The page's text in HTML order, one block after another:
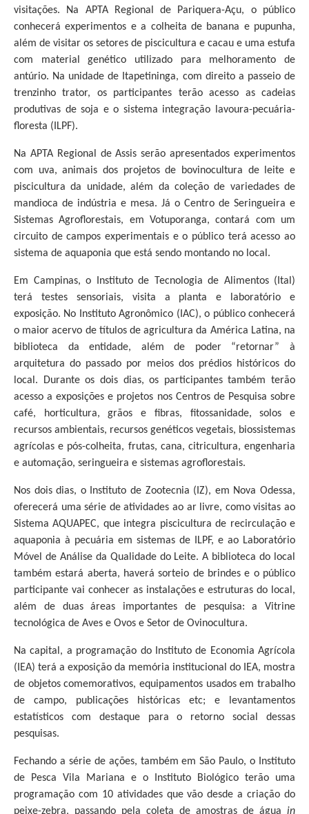
visitações. Na APTA Regional de Pariquera-Açu, o público
conhecerá experimentos e a colheita de banana e pupunha,
além de visitar os setores de piscicultura e cacau e uma estufa
com material genético utilizado para melhoramento de
antúrio. Na unidade de Itapetininga, com direito a passeio de
trenzinho trator, os participantes terão acesso as cadeias
produtivas de soja e o sistema integração lavoura-pecuária-
floresta (ILPF).
Na APTA Regional de Assis serão apresentados experimentos
com uva, animais dos projetos de bovinocultura de leite e
piscicultura da unidade, além da coleção de variedades de
mandioca de indústria e mesa. Já o Centro de Seringueira e
Sistemas Agroflorestais, em Votuporanga, contará com um
circuito de campos experimentais e o público terá acesso ao
sistema de aquaponia que está sendo montando no local.
Em Campinas, o Instituto de Tecnologia de Alimentos (Ital)
terá testes sensoriais, visita a planta e laboratório e
exposição. No Instituto Agronômico (IAC), o público conhecerá
o maior acervo de títulos de agricultura da América Latina, na
biblioteca da entidade, além de poder “retornar” à
arquitetura do passado por meios dos prédios históricos do
local. Durante os dois dias, os participantes também terão
acesso a exposições e projetos nos Centros de Pesquisa sobre
café, horticultura, grãos e fibras, fitossanidade, solos e
recursos ambientais, recursos genéticos vegetais, biossistemas
agrícolas e pós-colheita, frutas, cana, citricultura, engenharia
e automação, seringueira e sistemas agroflorestais.
Nos dois dias, o Instituto de Zootecnia (IZ), em Nova Odessa,
oferecerá uma série de atividades ao ar livre, como visitas ao
Sistema AQUAPEC, que integra piscicultura de recirculação e
aquaponia à pecuária em sistemas de ILPF, e ao Laboratório
Móvel de Análise da Qualidade do Leite. A biblioteca do local
também estará aberta, haverá sorteio de brindes e o público
participante vai conhecer as instalações e estruturas do local,
além de duas áreas importantes de pesquisa: a Vitrine
tecnológica de Aves e Ovos e Setor de Ovinocultura.
Na capital, a programação do Instituto de Economia Agrícola
(IEA) terá a exposição da memória institucional do IEA, mostra
de objetos comemorativos, equipamentos usados em trabalho
de campo, publicações históricas etc; e levantamentos
estatísticos com destaque para o retorno social dessas
pesquisas.
Fechando a série de ações, também em São Paulo, o Instituto
de Pesca Vila Mariana e o Instituto Biológico terão uma
programação com 10 atividades que vão desde a criação do
peixe-zebra, passando pela coleta de amostras de água in